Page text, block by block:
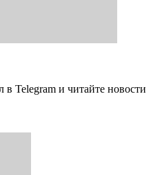
Telegram и читайте новости